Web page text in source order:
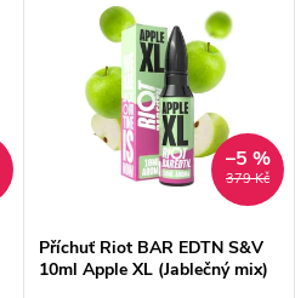
379 Kč
–5 %
Příchuť Riot BAR EDTN S&V
10ml Apple XL (Jablečný mix)